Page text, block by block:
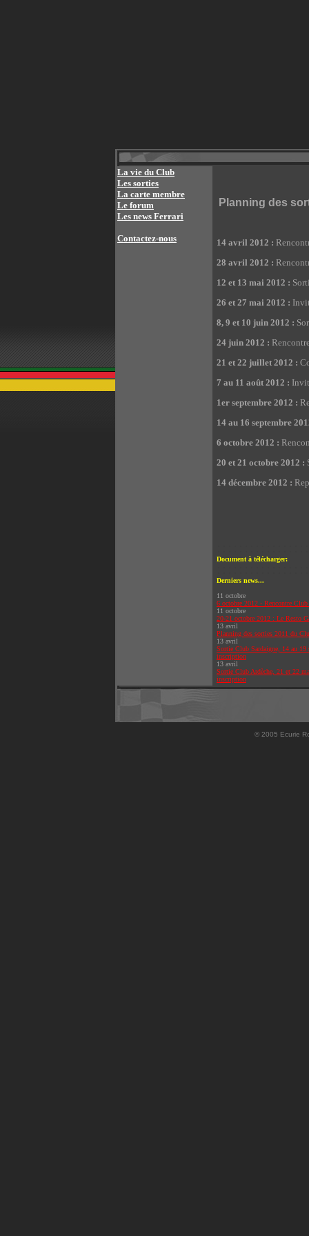
La vie du Club
Les sorties
La carte membre
Le forum
Les news Ferrari
Contactez-nous
Planning des
14 avril 2012 :
28 avril 2012 :
12 et 13 mai 2012 :
26 et 27 mai 2012 :
8, 9 et 10 juin 2012 :
24 juin 2012 :
21 et 22 juillet 2012 :
7 au 11 août 2012 :
1er septembre 2012 :
14 au 16 septembre
6 octobre 2012 :
20 et 21 octobre 2012 :
14 décembre 2012 :
Document à télécharger:
Derniers news...
11 octobre
6 octobre 2012 - Rencontre Club
11 octobre
20-21 octobre 2012 : Le Resto
13 avril
Planning des sorties 2011 du
13 avril
Sortie Club Sardaigne, 14 au 19
inscription
13 avril
Sortie Club Ardèche, 21 et 22
inscription
© 2005 Ecurie